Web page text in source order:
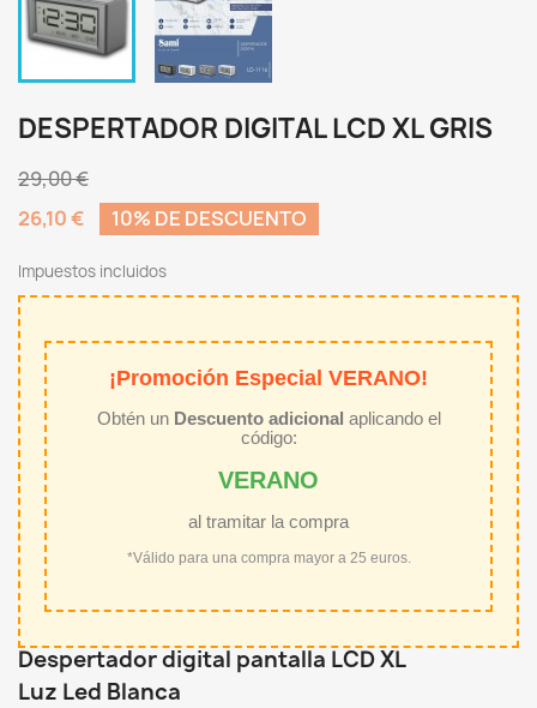
DESPERTADOR DIGITAL LCD XL GRIS
29,00 €
26,10 €
10% DE DESCUENTO
Impuestos incluidos
¡Promoción Especial VERANO!
Obtén un Descuento adicional aplicando el
código:
VERANO
al tramitar la compra
*Válido para una compra mayor a 25 euros.
Despertador digital pantalla LCD XL
Luz Led Blanca